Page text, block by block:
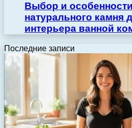
Выбор и
натурального камня
интерьера ванной
Последние записи